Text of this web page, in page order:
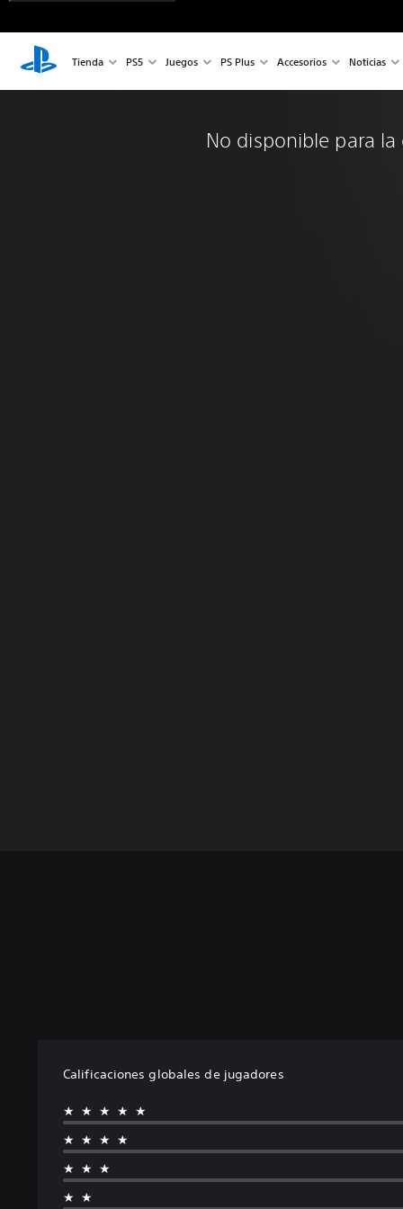
Tienda PS5 Juegos PS Plus Accesorios Noticias
No disponible para la
Calificaciones globales de jugadores
★★★★★
★★★★
★★★
★★